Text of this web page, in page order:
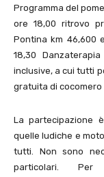
Programma del
ore 18,00 ritrovo
Pontina km 46,600
18,30
inclusive, a cui tutti
gratuita di cocomero
La partecipazione
quelle ludiche e
tutti. Non sono
particolari. Per